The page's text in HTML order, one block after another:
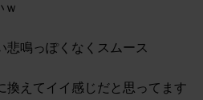
悲鳴っぽくなくスムース
換えてイイ感じだと思ってます